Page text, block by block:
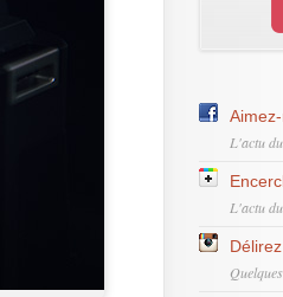
L'actu
L'actu